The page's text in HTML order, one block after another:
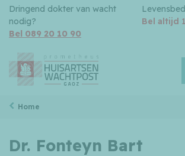
Dringend dokter van wacht
nodig?
Bel 089 20 10 90
Bel altijd
Home
Dr. Fonteyn Bart